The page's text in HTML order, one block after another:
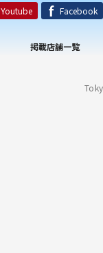
Youtube Facebook
掲載店舗一覧